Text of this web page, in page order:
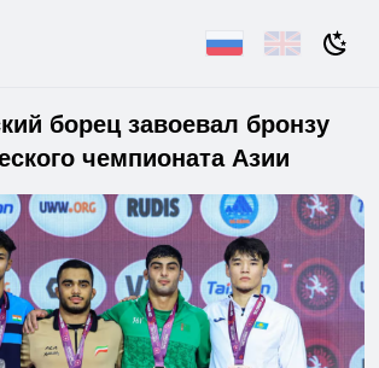
борец завоевал бронзу
чемпионата Азии